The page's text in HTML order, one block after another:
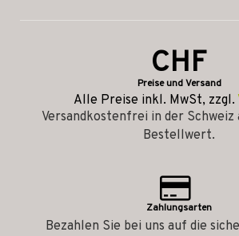
CHF
Preise und Versand
Alle Preise inkl. MwSt, zzgl.
Versandkostenfrei in der Schweiz
Bestellwert.
Zahlungsarten
Bezahlen Sie bei uns auf die